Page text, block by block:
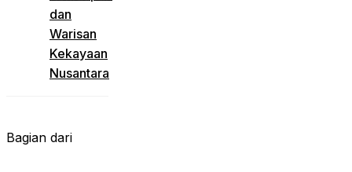
dan
Warisan
Kekayaan
Nusantara
Bagian dari